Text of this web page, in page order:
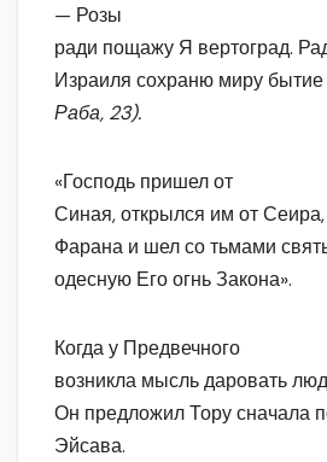
— Розы
ради пощажу Я вертоград.
Израиля сохраню миру бытие
Раба, 23).
«Господь пришел от
Синая, открылся им от
Фарана и шел со тьмами
одесную Его огнь Закона».
Когда у Предвечного
возникла мысль даровать
Он предложил Тору сначала
Эйсава.